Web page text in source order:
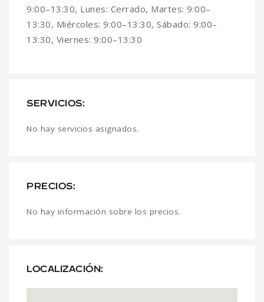
9:00–13:30, Lunes: Cerrado, Martes: 9:00–
13:30, Miércoles: 9:00–13:30, Sábado: 9:00–
13:30, Viernes: 9:00–13:30
SERVICIOS:
No hay servicios asignados.
PRECIOS:
No hay información sobre los precios.
LOCALIZACIÓN: